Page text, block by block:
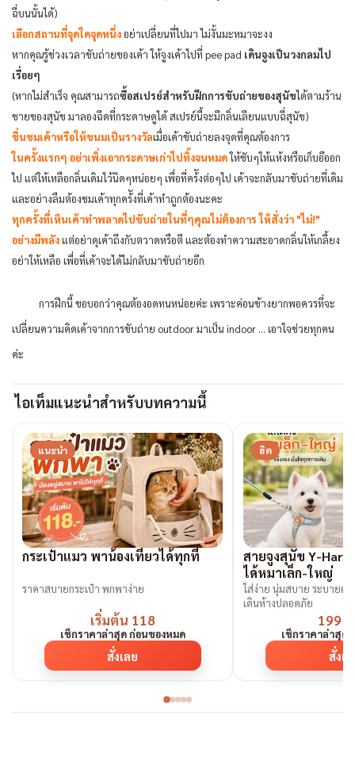
ฉี่บนนั้นได้)
เลือกสถานที่จุดใดจุดหนึ่งอย่าเปลี่ยนที่ไปมา ไม่งั้นมะหมาจะงง
หากคุณรู้ช่วงเวลาขับถ่ายของเค้า ให้จูงเค้าไปที่ pee pad เดินจูงเป็นวงกลมไป
เรื่อยๆ
(หากไม่สำเร็จ คุณสามารถซื้อสเปรย์สำหรับฝึกการขับถ่ายของสุนัขได้ตามร้าน
ขายของสุนัข มาลองฉีดที่กระดาษดูได้ สเปรย์นี้จะมีกลิ่นเลียนแบบฉี่สุนัข)
ชื่นชมเค้าหรือให้ขนมเป็นรางวัลเมื่อเค้าขับถ่ายลงจุดที่คุณต้องการ
ในครั้งแรกๆ อย่าเพิ่งเอากระดาษเก่าไปทิ้งจนหมดให้ซับๆให้แห้งหรือเก็บอึออก
ไป แต่ให้เหลือกลิ่นเดิมไว้นิดๆหน่อยๆ เพื่อที่คร้ังต่อๆไป เค้าจะกลับมาขับถ่ายที่เดิม
และอย่างลืมต้องชมเค้าทุกคร้ังที่เค้าทำถูกต้องนะคะ
ทุกครั้งที่เห็นเค้าทำพลาดไปขับถ่ายในที่ๆคุณไม่ต้องการ ให้สั่งว่า "ไม่!"
อย่างมีพลังแต่อย่าดุเค้าถึงกับตวาดหรือตี และต้องทำความสะอาดกลิ่นให้เกลี้ยง
อย่าให้เหลือ เพื่อที่เค้าจะได้ไม่กลับมาขับถ่ายอีก
การฝีกนี้ ขอบอกว่าคุณต้องอดทนหน่อยค่ะ เพราะค่อนข้างยากพอควรที่จะ
เปลี่ยนความคิดเค้าจากการขับถ่าย outdoor มาเป็น indoor … เอาใจช่วยทุกคน
ค่ะ
ไอเท็มแนะนำสำหรับบทความนี้
แนะนำ
กระเป๋าแมว พาน้องเที่ยวได้ทุกที่
ราคาสบายกระเป๋า พกพาง่าย
เริ่มต้น 118
เช็กราคาล่าสุด ก่อนของหมด
สั่งเลย
ฮิต
สายจูงสุนัข Y-
ได้หมาเล็ก-ใหญ่
ใส่ง่าย นุ่มสบาย ระบายอา
เดินห้างปลอดภัย
199
เช็กราคาล่าสุด
สั่งเ